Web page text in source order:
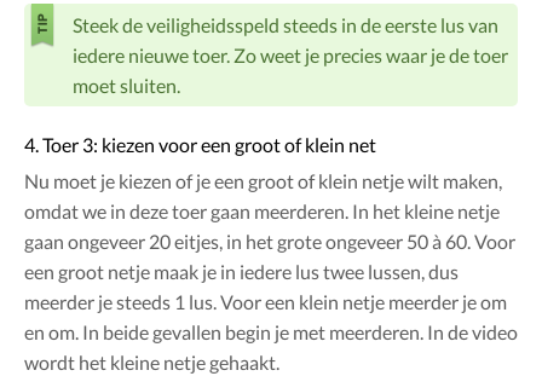
Steek de veiligheidsspeld steeds in de eerste lus van
iedere nieuwe toer. Zo weet je precies waar je de toer
moet sluiten.
4. Toer 3: kiezen voor een groot of klein net
Nu moet je kiezen of je een groot of klein netje wilt maken,
omdat we in deze toer gaan meerderen. In het kleine netje
gaan ongeveer 20 eitjes, in het grote ongeveer 50 à 60. Voor
een groot netje maak je in iedere lus twee lussen, dus
meerder je steeds 1 lus. Voor een klein netje meerder je om
en om. In beide gevallen begin je met meerderen. In de video
wordt het kleine netje gehaakt.